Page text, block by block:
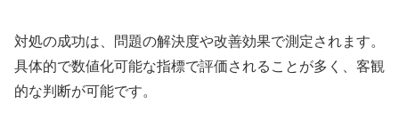
対処の成功は、問題の解決度や改善効果で測定されます。
具体的で数値化可能な指標で評価されることが多く、客観
的な判断が可能です。